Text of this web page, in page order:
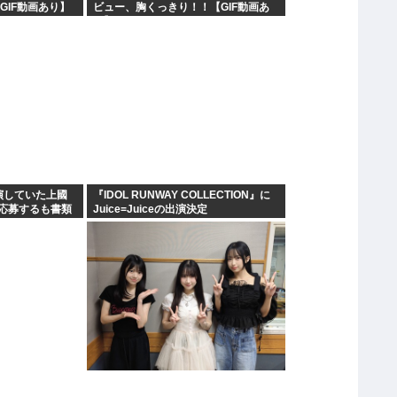
動画あり】
ビュー、胸くっきり！！【GIF動画あ
ていた上國
募するも書類
『IDOL RUNWAY COLLECTION』に
Juice=Juiceの出演決定